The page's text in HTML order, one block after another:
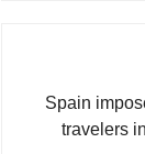
Spain
travelers